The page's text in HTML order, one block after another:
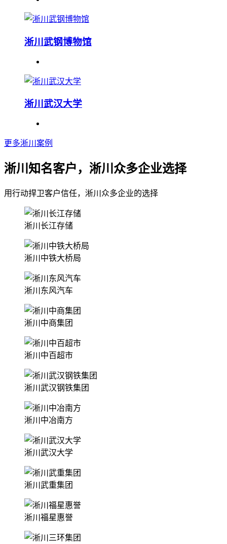
淅川武钢博物馆
淅川武汉大学
更多淅川案例
淅川知名客户，淅川众多企业选择
用行动捍卫客户信任，淅川众多企业的选择
淅川长江存储
淅川中铁大桥局
淅川东风汽车
淅川中商集团
淅川中百超市
淅川武汉钢铁集团
淅川中冶南方
淅川武汉大学
淅川武重集团
淅川福星惠誉